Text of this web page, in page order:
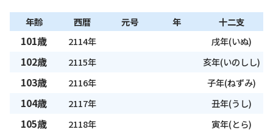
年齢 西暦 元号 年 十二支
101歳 2114年 戌年(いぬ)
102歳 2115年 亥年(いのしし)
103歳 2116年 子年(ねずみ)
104歳 2117年 丑年(うし)
105歳 2118年 寅年(とら)